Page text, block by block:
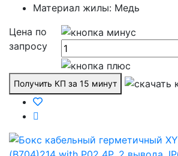
Материал жилы: Медь
Цена по
запросу
Получить КП за 15 минут